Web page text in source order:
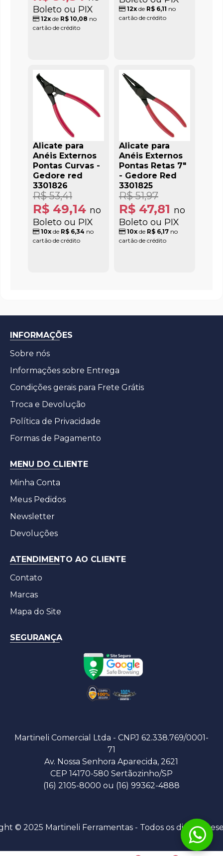
Boleto ou PIX
12x de R$ 10,08 no
cartão de crédito
12xde R$ 6,11 no
cartão de crédito
Alicate para
Anéis Externos
Pontas Curvas -
Gedore red
3301826
R$ 49,14 no
Boleto ou PIX
R$ 53,41
10x de R$ 6,34 no
cartão de crédito
Alicate para
Anéis Externos
Pontas Retas 7"
- Gedore Red
3301825
R$ 47,81 no
Boleto ou PIX
R$ 51,97
10xde R$ 6,17no
cartão de crédito
INFORMAÇÕES
Sobre nós
Informações sobre Entrega
Condições gerais para Frete Grátis
Troca e Devolução
Política de Privacidade
Formas de Pagamento
MENU DO CLIENTE
Minha Conta
Meus Pedidos
Newsletter
Devoluções
ATENDIMENTO AO CLIENTE
Contato
Marcas
Mapa do Site
SEGURANÇA
Martineli Comercial Ltda - CNPJ 62.338.769/0001-
71
Av. Nossa Senhora Aparecida, 2621
CEP 14170-580 Sertãozinho/SP
(16) 2105-8000 ou (16) 99362-4888
© 2025 Martineli Ferramentas - Todos os direitos